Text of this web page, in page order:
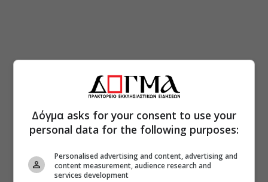
Δόγμα asks for your consent to use your
personal data for the following purposes:
Personalised advertising and content, advertising and
content measurement, audience research and
services development